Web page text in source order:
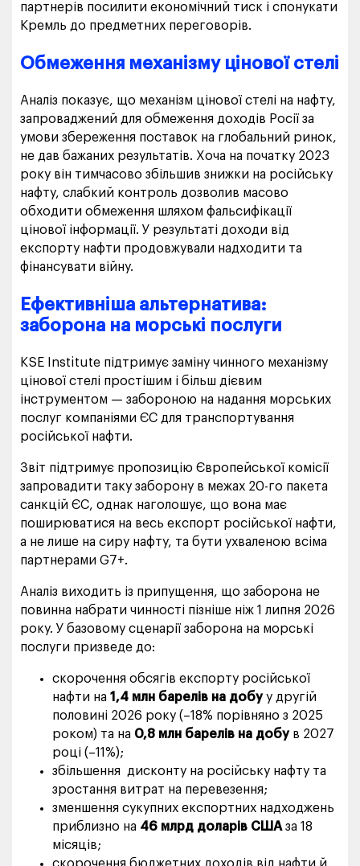
партнерів посилити економічний тиск і спонукати
Кремль до предметних переговорів.
Обмеження механізму цінової стелі
Аналіз показує, що механізм цінової стелі на нафту,
запроваджений для обмеження доходів Росії за
умови збереження поставок на глобальний ринок,
не дав бажаних результатів. Хоча на початку 2023
року він тимчасово збільшив знижки на російську
нафту, слабкий контроль дозволив масово
обходити обмеження шляхом фальсифікації
цінової інформації. У результаті доходи від
експорту нафти продовжували надходити та
фінансувати війну.
Ефективніша альтернатива:
заборона на морські послуги
KSE Institute підтримує заміну чинного механізму
цінової стелі простішим і більш дієвим
інструментом — забороною на надання морських
послуг компаніями ЄС для транспортування
російської нафти.
Звіт підтримує пропозицію Європейської комісії
запровадити таку заборону в межах 20-го пакета
санкцій ЄС, однак наголошує, що вона має
поширюватися на весь експорт російської нафти,
а не лише на сиру нафту, та бути ухваленою всіма
партнерами G7+.
Аналіз виходить із припущення, що заборона не
повинна набрати чинності пізніше ніж 1 липня 2026
року. У базовому сценарії заборона на морські
послуги призведе до:
скорочення обсягів експорту російської
нафти на 1,4 млн барелів на добуу другій
половині 2026 року (–18% порівняно з 2025
роком) та на 0,8 млн барелів на добув 2027
році (–11%);
збільшення дисконту на російську нафту та
зростання витрат на перевезення;
зменшення сукупних експортних надходжень
приблизно на 46 млрд доларів СШАза 18
місяців;